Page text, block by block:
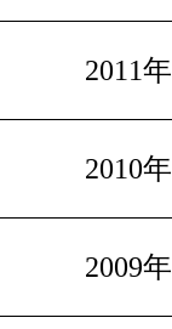
2011年
2010年
2009年